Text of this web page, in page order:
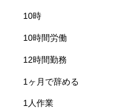
10時
10時間労働
12時間勤務
1ヶ月で辞める
1人作業